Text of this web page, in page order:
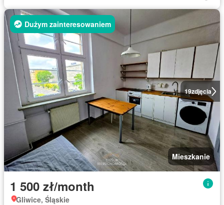
19zdjęcia
Dużym zainteresowaniem
Mieszkanie
1 500 zł/month
Gliwice, Śląskie